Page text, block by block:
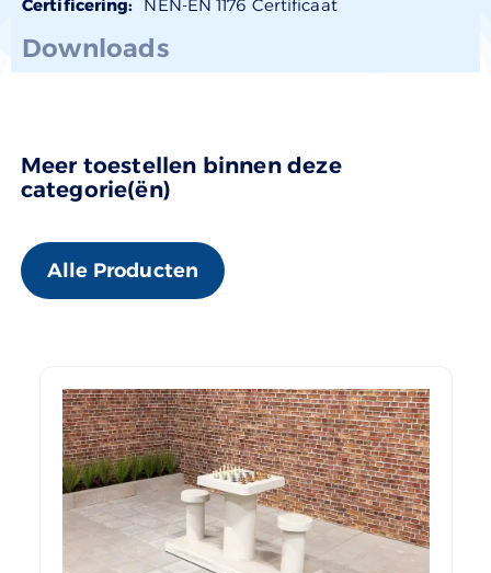
Certificering: NEN-EN 1176 Certificaat
Downloads
Meer toestellen binnen deze
categorie(ën)
Alle Producten